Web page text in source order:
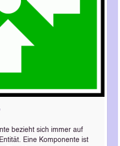
bezieht sich immer auf
Eine Komponente ist